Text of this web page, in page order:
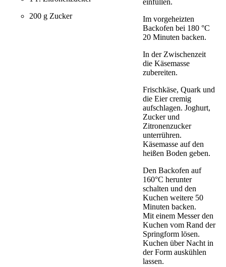
200 g Zucker
einfüllen.
Im vorgeheizten
Backofen bei 180 °C
20 Minuten backen.
In der Zwischenzeit
die Käsemasse
zubereiten.
Frischkäse, Quark und
die Eier cremig
aufschlagen. Joghurt,
Zucker und
Zitronenzucker
unterrühren.
Käsemasse auf den
heißen Boden geben.
Den Backofen auf
160°C herunter
schalten und den
Kuchen weitere 50
Minuten backen.
Mit einem Messer den
Kuchen vom Rand der
Springform lösen.
Kuchen über Nacht in
der Form auskühlen
lassen.